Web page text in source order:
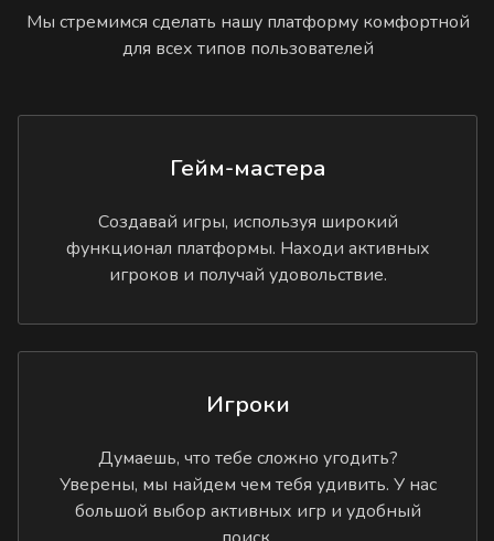
Мы стремимся сделать нашу платформу комфортной
для всех типов пользователей
Гейм-мастера
Создавай игры, используя широкий
функционал платформы. Находи активных
игроков и получай удовольствие.
Игроки
Думаешь, что тебе сложно угодить?
Уверены, мы найдем чем тебя удивить. У нас
большой выбор активных игр и удобный